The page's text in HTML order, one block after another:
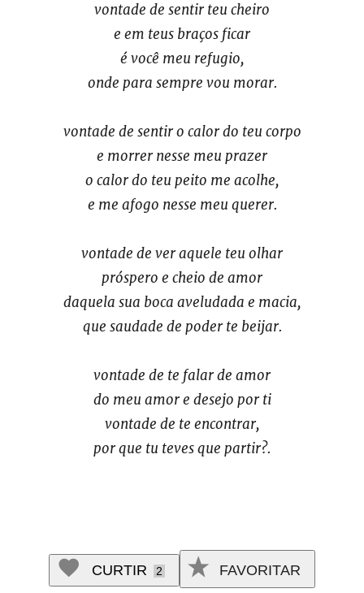
vontade de sentir teu cheiro
e em teus braços ficar
é você meu refugio,
onde para sempre vou morar.
vontade de sentir o calor do teu corpo
e morrer nesse meu prazer
o calor do teu peito me acolhe,
e me afogo nesse meu querer.
vontade de ver aquele teu olhar
próspero e cheio de amor
daquela sua boca aveludada e macia,
que saudade de poder te beijar.
vontade de te falar de amor
do meu amor e desejo por ti
vontade de te encontrar,
por que tu teves que partir?.
CURTIR 2 FAVORITAR